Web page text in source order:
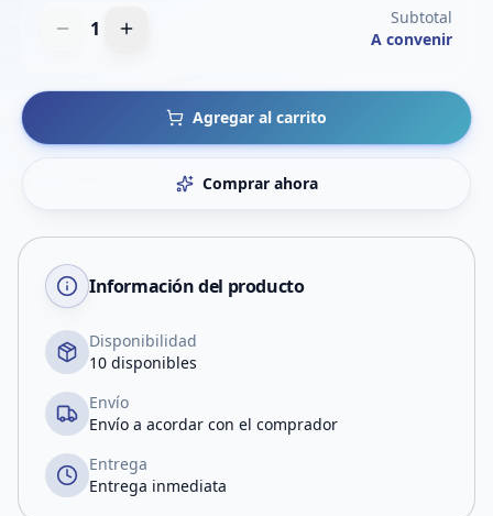
1
Subtotal
A convenir
Agregar al carrito
Comprar ahora
Información del producto
Disponibilidad
10 disponibles
Envío
Envío a acordar con el comprador
Entrega
Entrega inmediata